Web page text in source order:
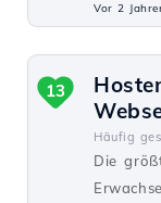
Vor 2
Häufig
Die
13